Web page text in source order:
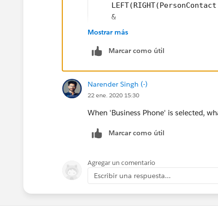
    &
"-" &
"(" &
"-" &
    'Mobile',
"(" &
    &
)
Mostrar más
Marcar como útil
Narender Singh (-)
22 ene. 2020 15:30
When 'Business Phone' is selected,
Marcar como útil
Agregar un comentario
Escribir una respuesta...